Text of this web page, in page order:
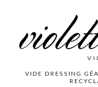
VIDE DRESSING